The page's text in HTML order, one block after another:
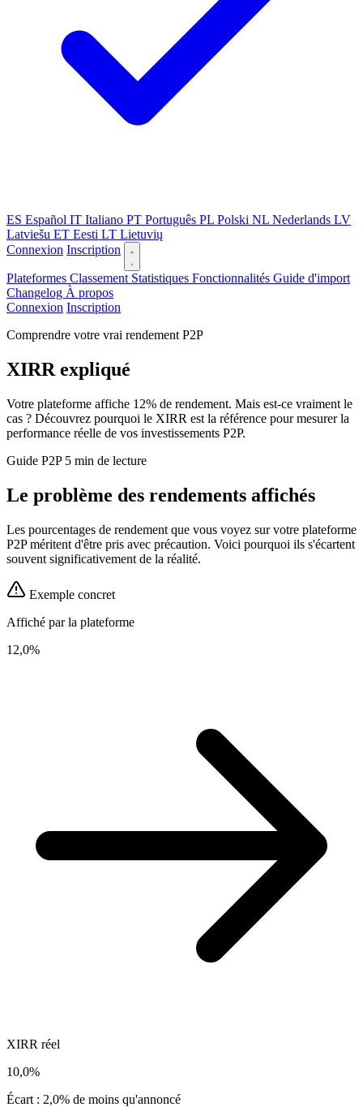
ES Español IT Italiano PT Português PL Polski NL Nederlands LV
Latviešu ET Eesti LT Lietuvių
Connexion Inscription
Plateformes Classement Statistiques Fonctionnalités Guide d'import
Changelog À propos
Connexion Inscription
Comprendre votre vrai rendement P2P
XIRR expliqué
Votre plateforme affiche 12% de rendement. Mais est-ce vraiment le
cas ? Découvrez pourquoi le XIRR est la référence pour mesurer la
performance réelle de vos investissements P2P.
Guide P2P 5 min de lecture
Le problème des rendements affichés
Les pourcentages de rendement que vous voyez sur votre plateforme
P2P méritent d'être pris avec précaution. Voici pourquoi ils s'écartent
souvent significativement de la réalité.
Exemple concret
Affiché par la plateforme
12,0%
XIRR réel
10,0%
Écart : 2,0% de moins qu'annoncé